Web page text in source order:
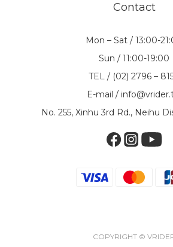
Contact
Mon – Sat / 13:00-
Sun / 11:00-19:00
TEL / (02) 2796 –
E-mail /
No. 255, Xinhu 3rd Rd., Neihu
COPYRIGHT ©